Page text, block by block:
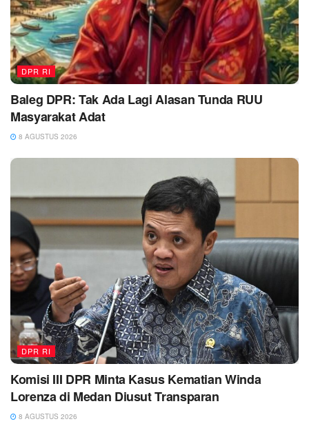
DPR RI
Baleg DPR: Tak Ada Lagi Alasan Tunda RUU
Masyarakat Adat
8 AGUSTUS 2026
DPR RI
Komisi III DPR Minta Kasus Kematian Winda
Lorenza di Medan Diusut Transparan
8 AGUSTUS 2026